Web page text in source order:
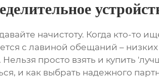
начистоту. Когда кто-то
с лавиной обещаний –
просто взять и купить
и как выбрать надежного